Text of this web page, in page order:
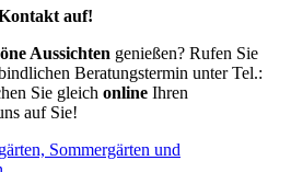
auf!
Aussichten genießen? Rufen Sie
Beratungstermin unter Tel.:
Sie gleich online Ihren
auf Sie!
Sommergärten und